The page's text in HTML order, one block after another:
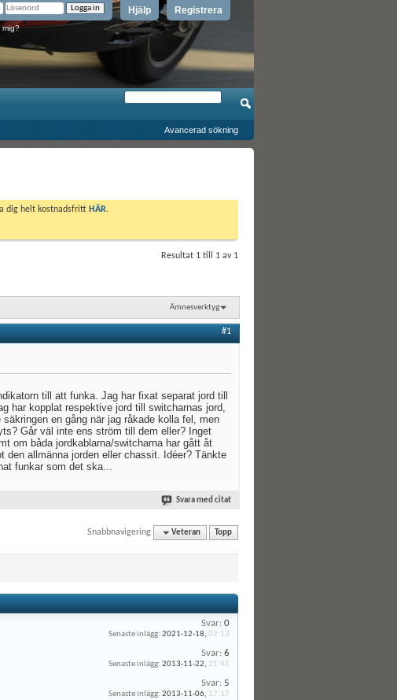
Registrera
Hjälp
Avancerad sökning
dig helt kostnadsfritt HÄR.
Resultat 1 till 1 av 1
Ämnesverktyg
#1
till att funka. Jag har fixat separat jord till
har kopplat respektive jord till switcharnas jord,
en gång när jag råkade kolla fel, men
Går väl inte ens ström till dem eller? Inget
om båda jordkablarna/switcharna har gått åt
den allmänna jorden eller chassit. Idéer? Tänkte
funkar som det ska...
Svara med citat
Snabbnavigering Veteran Topp
Svar: 0
Senaste inlägg: 2021-12-18, 02:13
Svar: 6
Senaste inlägg: 2013-11-22, 21:41
Svar: 5
Senaste inlägg: 2013-11-06, 17:17